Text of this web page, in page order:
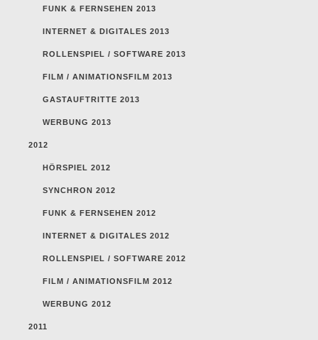
FUNK & FERNSEHEN 2013
INTERNET & DIGITALES 2013
ROLLENSPIEL / SOFTWARE 2013
FILM / ANIMATIONSFILM 2013
GASTAUFTRITTE 2013
WERBUNG 2013
2012
HÖRSPIEL 2012
SYNCHRON 2012
FUNK & FERNSEHEN 2012
INTERNET & DIGITALES 2012
ROLLENSPIEL / SOFTWARE 2012
FILM / ANIMATIONSFILM 2012
WERBUNG 2012
2011